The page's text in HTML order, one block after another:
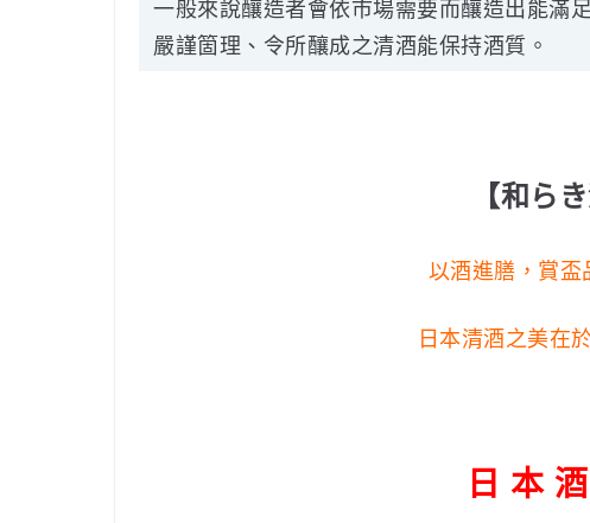
一般來說釀造者會依市場需要而釀造出能滿
嚴謹箇理、令所釀成之清酒能保持酒質。
【和ら
以酒進膳，賞盃
日本清酒之美在
日 本